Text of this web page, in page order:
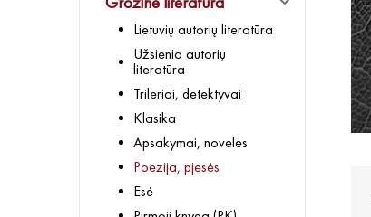
Lietuvių autorių literatūra
Užsienio autorių
literatūra
Trileriai, detektyvai
Klasika
Apsakymai, novelės
Poezija, pjesės
Esė